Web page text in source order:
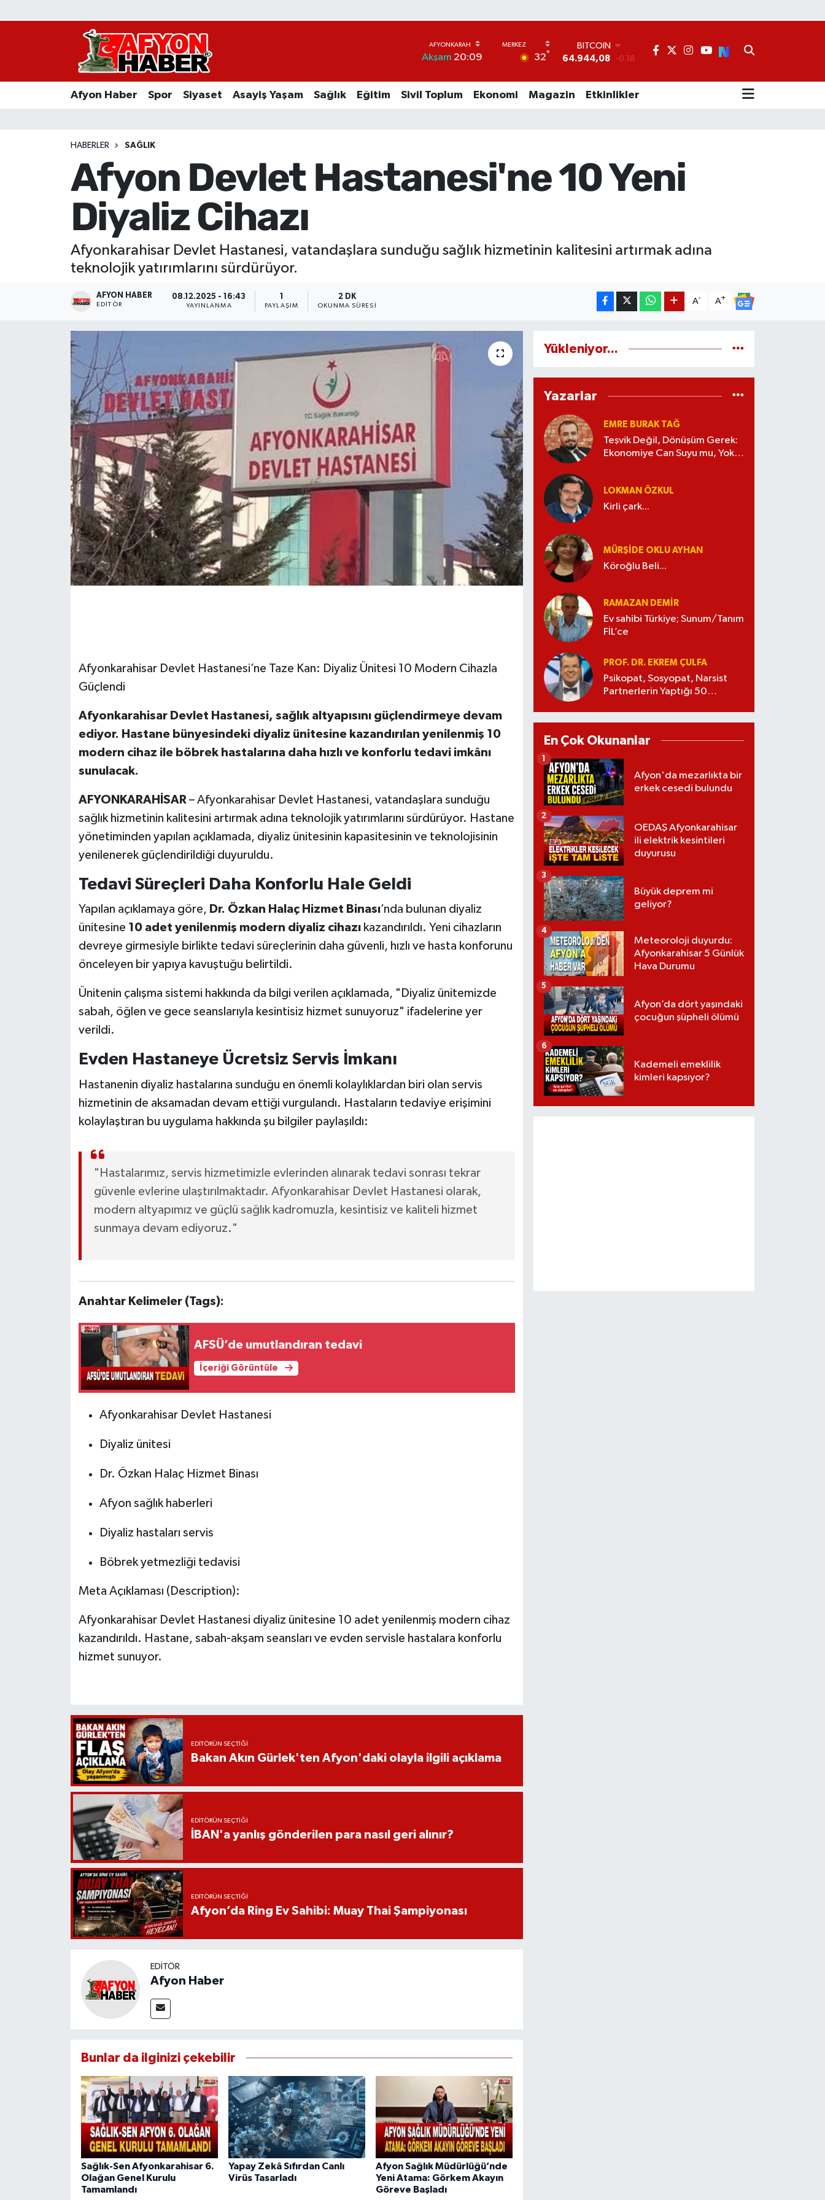
Akşam 20:09 32°
BITCOIN
DOLAR
47,7436
0.18
STERLİN
13.779
-14
Afyon Haber Spor Siyaset Asayiş Yaşam Sağlık Eğitim Sivil Toplum Ekonomi Magazin Etkinlikler
HABERLER SAĞLIK
Afyon Devlet Hastanesi'ne 10 Yeni
Diyaliz Cihazı
Afyonkarahisar Devlet Hastanesi, vatandaşlara sunduğu sağlık hizmetinin kalitesini artırmak adına
teknolojik yatırımlarını sürdürüyor.
AFYON HABER
EDITÖR
08.12.2025 - 16:43
YAYINLANMA PAYLAŞIM
2 DK
OKUNMA SÜRESI
A- A+
Afyonkarahisar Devlet Hastanesi’ne Taze Kan: Diyaliz Ünitesi 10 Modern Cihazla
Güçlendi
Afyonkarahisar Devlet Hastanesi, sağlık altyapısını güçlendirmeye devam
ediyor. Hastane bünyesindeki diyaliz ünitesine kazandırılan yenilenmiş 10
modern cihaz ile böbrek hastalarına daha hızlı ve konforlu tedavi imkânı
sunulacak.
AFYONKARAHİSAR – Afyonkarahisar Devlet Hastanesi, vatandaşlara sunduğu
sağlık hizmetinin kalitesini artırmak adına teknolojik yatırımlarını sürdürüyor. Hastane
yönetiminden yapılan açıklamada, diyaliz ünitesinin kapasitesinin ve teknolojisinin
yenilenerek güçlendirildiği duyuruldu.
Tedavi Süreçleri Daha Konforlu Hale Geldi
Yapılan açıklamaya göre, Dr. Özkan Halaç Hizmet Binası’nda bulunan diyaliz
ünitesine 10 adet yenilenmiş modern diyaliz cihazıkazandırıldı. Yeni cihazların
devreye girmesiyle birlikte tedavi süreçlerinin daha güvenli, hızlı ve hasta konforunu
önceleyen bir yapıya kavuştuğu belirtildi.
Ünitenin çalışma sistemi hakkında da bilgi verilen açıklamada, "Diyaliz ünitemizde
sabah, öğlen ve gece seanslarıyla kesintisiz hizmet sunuyoruz" ifadelerine yer
verildi.
Evden Hastaneye Ücretsiz Servis İmkanı
Hastanenin diyaliz hastalarına sunduğu en önemli kolaylıklardan biri olan servis
hizmetinin de aksamadan devam ettiği vurgulandı. Hastaların tedaviye erişimini
kolaylaştıran bu uygulama hakkında şu bilgiler paylaşıldı:
"Hastalarımız, servis hizmetimizle evlerinden alınarak tedavi sonrası tekrar
güvenle evlerine ulaştırılmaktadır. Afyonkarahisar Devlet Hastanesi olarak,
modern altyapımız ve güçlü sağlık kadromuzla, kesintisiz ve kaliteli hizmet
sunmaya devam ediyoruz."
Anahtar Kelimeler (Tags):
AFSÜ’de umutlandıran tedavi
İçeriği Görüntüle
Afyonkarahisar Devlet Hastanesi
Diyaliz ünitesi
Dr. Özkan Halaç Hizmet Binası
Afyon sağlık haberleri
Diyaliz hastaları servis
Böbrek yetmezliği tedavisi
Meta Açıklaması (Description):
Afyonkarahisar Devlet Hastanesi diyaliz ünitesine 10 adet yenilenmiş modern cihaz
kazandırıldı. Hastane, sabah-akşam seansları ve evden servisle hastalara konforlu
hizmet sunuyor.
EDITÖRÜN SEÇTIĞI
Bakan Akın Gürlek'ten Afyon'daki olayla ilgili açıklama
EDITÖRÜN SEÇTIĞI
İBAN'a yanlış gönderilen para nasıl geri alınır?
EDITÖRÜN SEÇTIĞI
Afyon’da Ring Ev Sahibi: Muay Thai Şampiyonası
EDITÖR
Afyon Haber
Bunlar da ilginizi çekebilir
Sağlık-Sen Afyonkarahisar 6.
Olağan Genel Kurulu
Tamamlandı
Yapay Zekâ Sıfırdan Canlı
Virüs Tasarladı
Afyon Sağlık Müdürlüğü’nde
Yeni Atama: Görkem Akayın
Göreve Başladı
Yükleniyor...
Yazarlar
EMRE BURAK TAĞ
Teşvik Değil, Dönüşüm Gerek:
Ekonomiye Can Suyu mu, Yoksa
LOKMAN ÖZKUL
Kirli çark...
MÜRŞIDE OKLU AYHAN
Köroğlu Beli...
RAMAZAN DEMİR
Ev sahibi Türkiye; Sunum/Tanım
FİL’ce
PROF. DR. EKREM ÇULFA
Psikopat, Sosyopat, Narsist
Partnerlerin Yaptığı 50
En Çok Okunanlar
Afyon'da mezarlıkta bir
erkek cesedi bulundu
1
OEDAŞ Afyonkarahisar
ili elektrik kesintileri
duyurusu
2
Büyük deprem mi
geliyor?
3
Meteoroloji duyurdu:
Afyonkarahisar 5 Günlük
Hava Durumu
4
Afyon’da dört yaşındaki
çocuğun şüpheli ölümü
5
Kademeli emeklilik
kimleri kapsıyor?
6
Afyon Haber
Asayiş Yaşam
Ekonomi
Magazin